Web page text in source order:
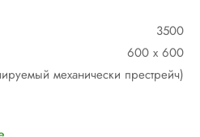
3500
600 х 600
механически престрейч)